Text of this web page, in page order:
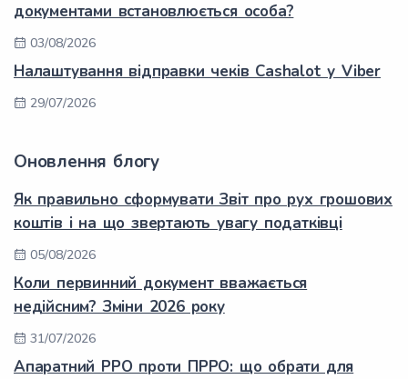
документами встановлюється особа?
03/08/2026
Налаштування відправки чеків Cashalot у Viber
29/07/2026
Оновлення блогу
Як правильно сформувати Звіт про рух грошових
коштів і на що звертають увагу податківці
05/08/2026
Коли первинний документ вважається
недійсним? Зміни 2026 року
31/07/2026
Апаратний РРО проти ПРРО: що обрати для